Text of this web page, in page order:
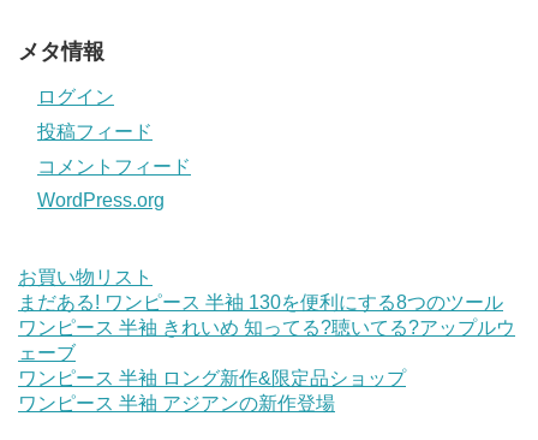
メタ情報
ログイン
投稿フィード
コメントフィード
WordPress.org
お買い物リスト
まだある! ワンピース 半袖 130を便利にする8つのツール
ワンピース 半袖 きれいめ 知ってる?聴いてる?アップルウ
ェーブ
ワンピース 半袖 ロング新作&限定品ショップ
ワンピース 半袖 アジアンの新作登場